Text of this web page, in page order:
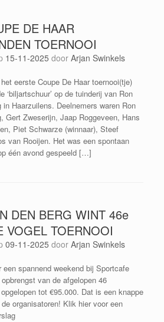
DE HAAR
TOERNOOI
15-11-2025 door Arjan Swinkels
eerste Coupe De Haar toernooi(tje)
‘biljartschuur’ op de tuinderij van Ron
in Haarzuilens. Deelnemers waren Ron
Gert Zweserijn, Jaap Roggeveen, Hans
Piet Schwarze (winnaar), Steef
van Rooijen. Het was een spontaan
één avond gespeeld […]
DEN BERG WINT 46e
VOGEL TOERNOOI
09-11-2025 door Arjan Swinkels
een spannend weekend bij Sportcafe
van de afgelopen 46
tot €95.000. Dat is een knappe
organisatoren! Klik hier voor een